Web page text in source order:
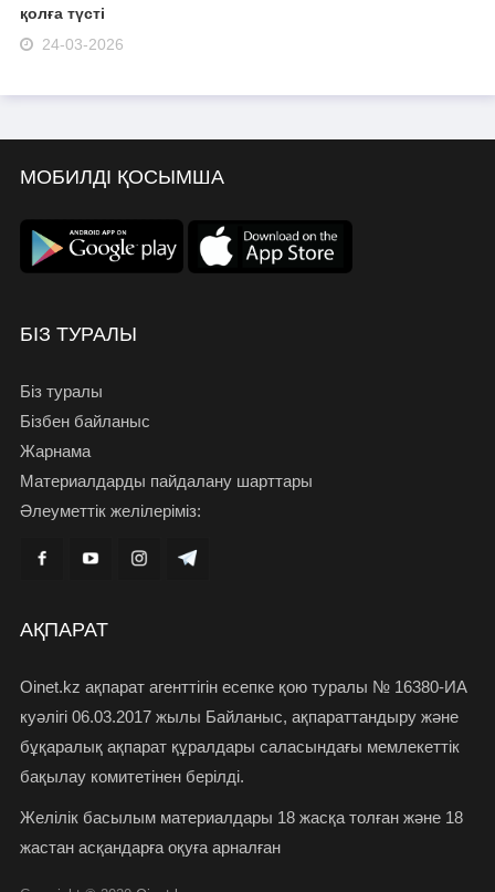
қолға түсті
24-03-2026
МОБИЛДІ ҚОСЫМША
БІЗ ТУРАЛЫ
Біз туралы
Бізбен байланыс
Жарнама
Материалдарды пайдалану шарттары
Әлеуметтік желілеріміз:
АҚПАРАТ
Oinet.kz ақпарат агенттігін есепке қою туралы № 16380-ИА
куәлігі 06.03.2017 жылы Байланыс, ақпараттандыру және
бұқаралық ақпарат құралдары саласындағы мемлекеттік
бақылау комитетінен берілді.
Желілік басылым материалдары 18 жасқа толған және 18
жастан асқандарға оқуға арналған